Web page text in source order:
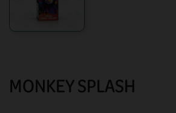
MONKEY SPLASH